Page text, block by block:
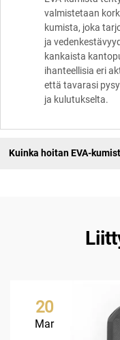
valmistetaan
kumista, joka
ja
kankaista
ihanteellisia eri
että tavarasi
ja kulutukselta.
Kuinka hoitan EVA-
20
Mar